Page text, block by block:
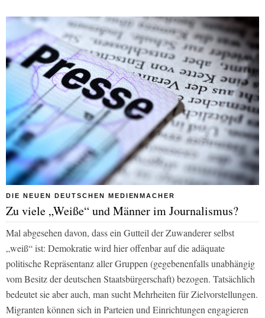
DIE NEUEN DEUTSCHEN MEDIENMACHER
Zu viele „Weiße“ und Männer im Journalismus?
Mal abgesehen davon, dass ein Gutteil der Zuwanderer selbst
„weiß“ ist: Demokratie wird hier offenbar auf die adäquate
politische Repräsentanz aller Gruppen (gegebenenfalls unabhängig
vom Besitz der deutschen Staatsbürgerschaft) bezogen. Tatsächlich
bedeutet sie aber auch, man sucht Mehrheiten für Zielvorstellungen.
Migranten können sich in Parteien und Einrichtungen engagieren